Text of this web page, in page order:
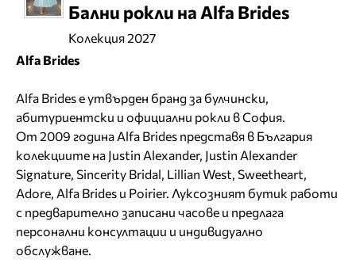
Бални рокли на Alfa Brides
Колекция 2027
Alfa Brides
Alfa Brides е утвърден бранд за булчински,
абитуриентски и официални рокли в София.
От 2009 година Alfa Brides представя в България
колекциите на Justin Alexander, Justin Alexander
Signature, Sincerity Bridal, Lillian West, Sweetheart,
Adore, Alfa Brides и Poirier. Луксозният бутик работи
с предварително записани часове и предлага
персонални консултации и индивидуално
обслужване.